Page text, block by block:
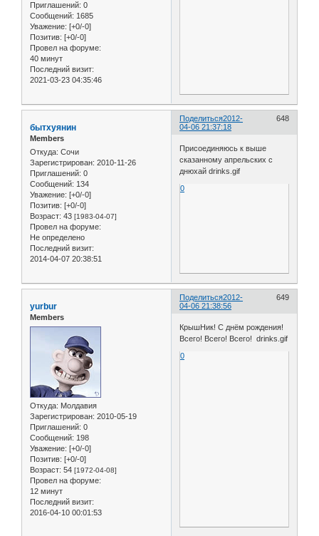
Приглашений: 0
Сообщений: 1685
Уважение: [+0/-0]
Позитив: [+0/-0]
Провел на форуме:
40 минут
Последний визит:
2021-03-23 04:35:46
Поделиться 648
2012-
04-06 21:37:18
бытхуянин
Members
Откуда: Сочи
Зарегистрирован: 2010-11-26
Приглашений: 0
Сообщений: 134
Уважение: [+0/-0]
Позитив: [+0/-0]
Возраст: 43 [1983-04-07]
Провел на форуме:
Не определено
Последний визит:
2014-04-07 20:38:51
Присоединяюсь к выше
сказанному апрельских с
днюхай drinks.gif
0
Поделиться 649
2012-
04-06 21:38:56
yurbur
Members
Откуда: Молдавия
Зарегистрирован: 2010-05-19
Приглашений: 0
Сообщений: 198
Уважение: [+0/-0]
Позитив: [+0/-0]
Возраст: 54 [1972-04-08]
Провел на форуме:
12 минут
Последний визит:
2016-04-10 00:01:53
КрышНик! С днём рождения!
Всего! Всего! Всего! drinks.gif
0